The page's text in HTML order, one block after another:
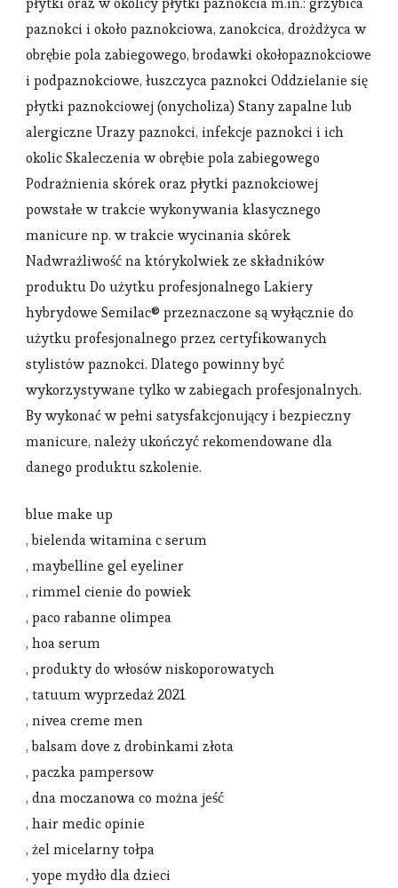
paznokci i około paznokciowa, zanokcica, drożdżyca w
obrębie pola zabiegowego, brodawki okołopaznokciowe
i podpaznokciowe, łuszczyca paznokci Oddzielanie się
płytki paznokciowej (onycholiza) Stany zapalne lub
alergiczne Urazy paznokci, infekcje paznokci i ich
okolic Skaleczenia w obrębie pola zabiegowego
Podrażnienia skórek oraz płytki paznokciowej
powstałe w trakcie wykonywania klasycznego
manicure np. w trakcie wycinania skórek
Nadwrażliwość na którykolwiek ze składników
produktu Do użytku profesjonalnego Lakiery
hybrydowe Semilac® przeznaczone są wyłącznie do
użytku profesjonalnego przez certyfikowanych
stylistów paznokci. Dlatego powinny być
wykorzystywane tylko w zabiegach profesjonalnych.
By wykonać w pełni satysfakcjonujący i bezpieczny
manicure, należy ukończyć rekomendowane dla
danego produktu szkolenie.
blue make up
, bielenda witamina c serum
, maybelline gel eyeliner
, rimmel cienie do powiek
, paco rabanne olimpea
, hoa serum
, produkty do włosów niskoporowatych
, tatuum wyprzedaż 2021
, nivea creme men
, balsam dove z drobinkami złota
, paczka pampersow
, dna moczanowa co można jeść
, hair medic opinie
, żel micelarny tołpa
, yope mydło dla dzieci